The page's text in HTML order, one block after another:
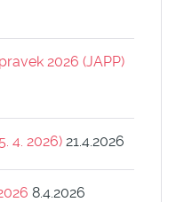
2026 (JAPP)
4. 2026) 21.4.2026
8.4.2026